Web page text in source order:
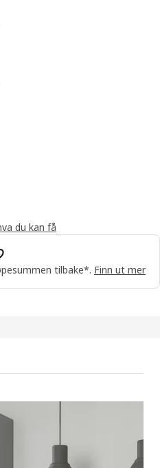
du kan få
tilbake*. Finn ut mer